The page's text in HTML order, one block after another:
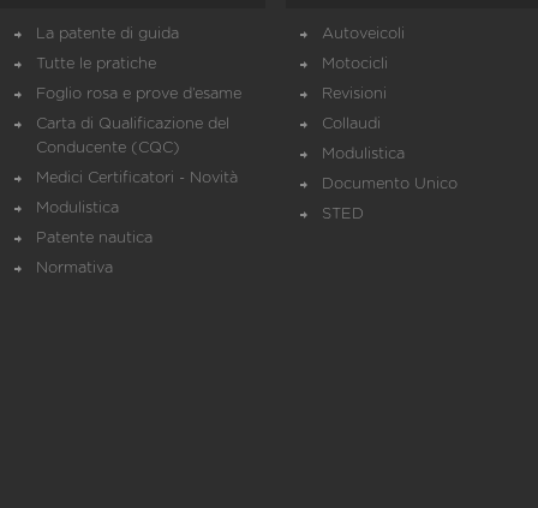
La patente di guida
Tutte le pratiche
Foglio rosa e prove d’esame
Carta di Qualificazione del
Conducente (CQC)
Medici Certificatori - Novità
Modulistica
Patente nautica
Normativa
Autoveicoli
Motocicli
Revisioni
Collaudi
Modulistica
Documento Unico
STED